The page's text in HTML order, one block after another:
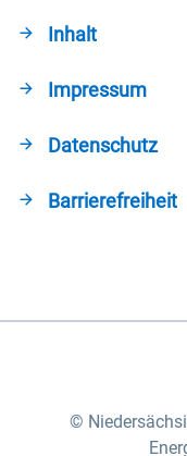
Inhalt
Impressum
Datenschutz
Barrierefreiheit